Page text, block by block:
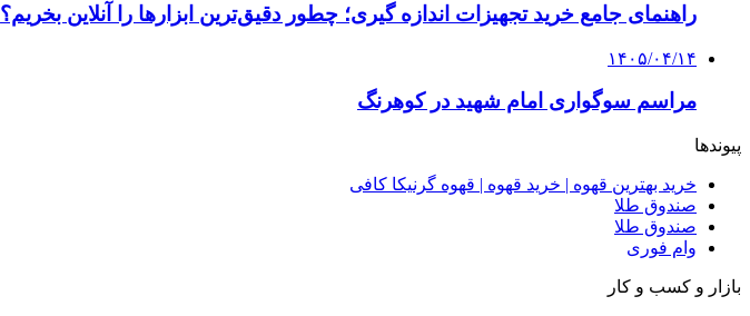
راهنمای جامع خرید تجهیزات اندازه گیری؛ چطور دقیق‌ترین ابزارها را آنلاین بخریم؟
۱۴۰۵/۰۴/۱۴
مراسم سوگواری امام شهید در کوهرنگ
پیوندها
خرید بهترین قهوه | خرید قهوه | قهوه گرنیکا کافی
صندوق طلا
صندوق طلا
وام فوری
بازار و کسب و کار